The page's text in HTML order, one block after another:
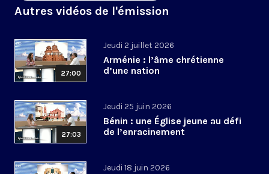
Autres vidéos de l'émission
27:00
Jeudi 2 juillet 2026
Arménie : l’âme chrétienne
d’une nation
27:03
Jeudi 25 juin 2026
Bénin : une Église jeune au défi
de l’enracinement
Jeudi 18 juin 2026